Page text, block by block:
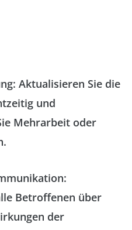
: Aktualisieren Sie die
und
Mehrarbeit oder
:
Betroffenen über
der